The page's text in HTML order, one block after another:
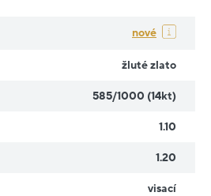
nové
žluté zlato
585/1000 (14kt)
1.10
1.20
visací